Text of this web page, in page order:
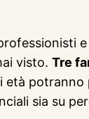
visto. Tre
sia su